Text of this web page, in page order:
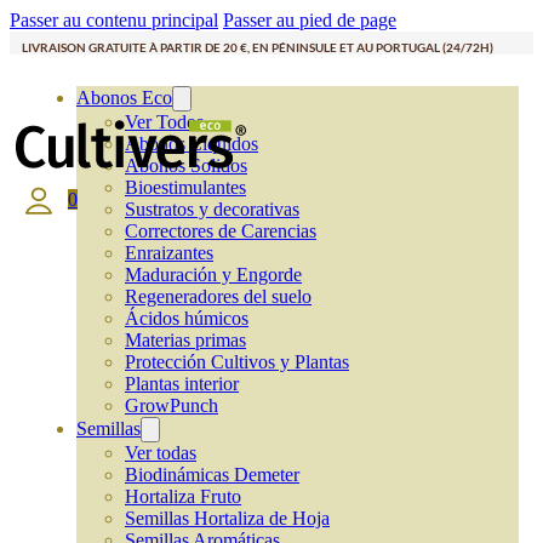
Passer au contenu principal Passer au pied de page
LIVRAISON GRATUITE À PARTIR DE 20 €, EN PÉNINSULE ET AU PORTUGAL (24/72H)
Abonos Eco
Ver Todos
Abonos Líquidos
Abonos Solidos
Bioestimulantes
Sustratos y decorativas
Correctores de Carencias
Enraizantes
Maduración y Engorde
Regeneradores del suelo
Ácidos húmicos
Materias primas
Protección Cultivos y Plantas
Plantas interior
GrowPunch
Semillas
Ver todas
Biodinámicas Demeter
Hortaliza Fruto
Semillas Hortaliza de Hoja
0